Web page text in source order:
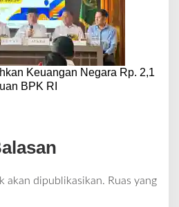
Keuangan Negara Rp. 2,1
BPK RI
akan dipublikasikan. Ruas yang